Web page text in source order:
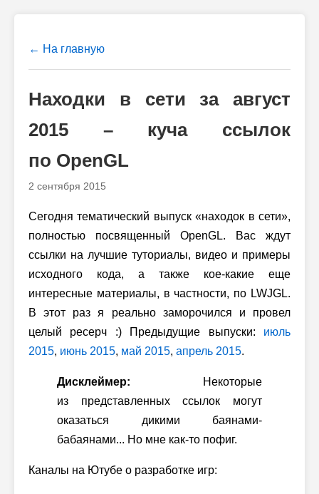
← На главную
Находки в сети за август
2015 – куча ссылок
по OpenGL
2 сентября 2015
Сегодня тематический выпуск «находок в сети»,
полностью посвященный OpenGL. Вас ждут
ссылки на лучшие туториалы, видео и примеры
исходного кода, а также кое-какие еще
интересные материалы, в частности, по LWJGL.
В этот раз я реально заморочился и провел
целый ресерч :) Предыдущие выпуски: июль
2015, июнь 2015, май 2015, апрель 2015.
Дисклеймер: Некоторые
из представленных ссылок могут
оказаться дикими баянами-
бабаянами... Но мне как-то пофиг.
Каналы на Ютубе о разработке игр: